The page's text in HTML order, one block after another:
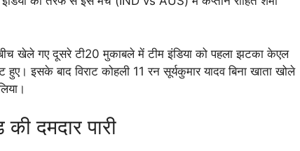
खेले गए दूसरे टी20 मुकाबले में टीम इंडिया को पहला झटका केएल
इसके बाद विराट कोहली 11 रन सूर्यकुमार यादव बिना खाता खोले
दमदार पारी